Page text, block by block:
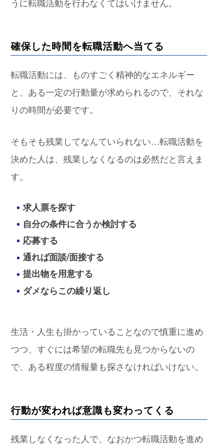
確保した時間を転職活動へ当てる
転職活動には、ものすごく精神的なエネルギー
と、ある一定の行動量が求められるので、それな
りの時間が必要です。
そもそも残業してなんていられない…転職活動を
決めた人は、残業しなくなるのは必然だと言えま
す。
求人票を探す
自分の条件に合うか検討する
応募する
通れば面談/面接する
提出物を用意する
ダメならこの繰り返し
生活・人生も掛かっていることなので慎重に進め
つつ、すぐには希望の転職先も見つからないの
で、ある程度の情報量も探さなければいけない。
行動が変われば意識も変わってくる
残業しなくなった人で、なおかつ転職活動を進め